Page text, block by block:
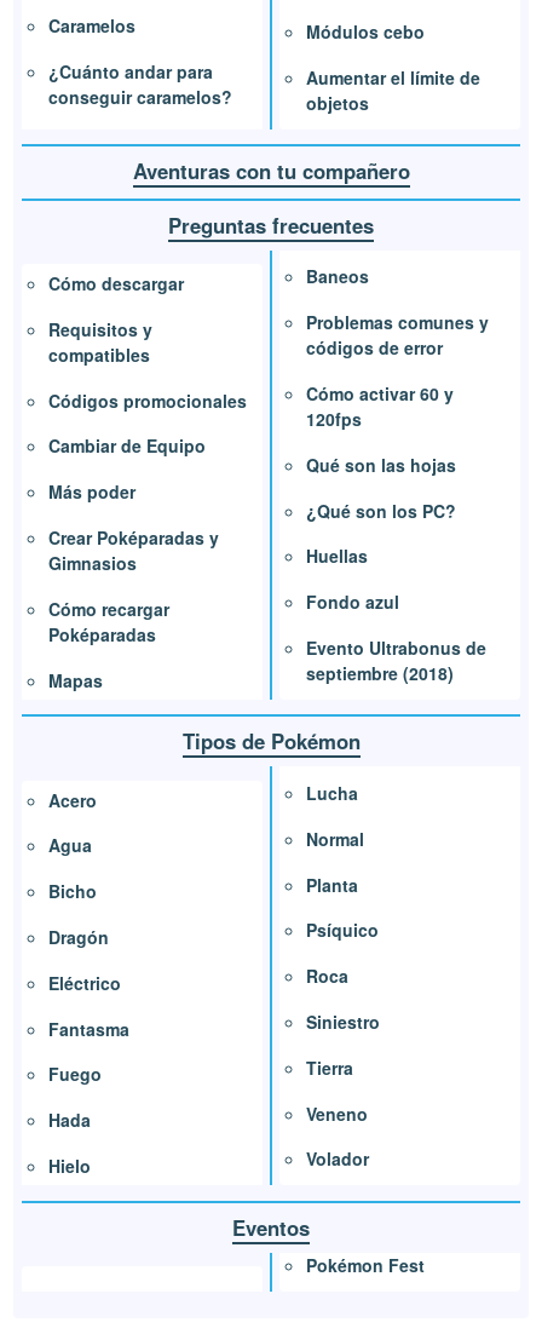
Caramelos
¿Cuánto andar para
conseguir caramelos?
Módulos cebo
Aumentar el límite de
objetos
Aventuras con tu compañero
Preguntas frecuentes
Cómo descargar
Requisitos y
compatibles
Códigos promocionales
Cambiar de Equipo
Más poder
Crear Poképaradas y
Gimnasios
Cómo recargar
Poképaradas
Mapas
Baneos
Problemas comunes y
códigos de error
Cómo activar 60 y
120fps
Qué son las hojas
¿Qué son los PC?
Huellas
Fondo azul
Evento Ultrabonus de
septiembre (2018)
Tipos de Pokémon
Acero
Agua
Bicho
Dragón
Eléctrico
Fantasma
Fuego
Hada
Hielo
Lucha
Normal
Planta
Psíquico
Roca
Siniestro
Tierra
Veneno
Volador
Eventos
Pokémon Fest